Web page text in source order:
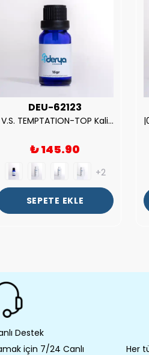
DEU-62123
| V.S. TEMPTATION-TOP Kalite Kadın Parfüm Esansı.|
₺ 145.90
+2
SEPETE EKLE
Destek
için 7/24 Canlı
Her